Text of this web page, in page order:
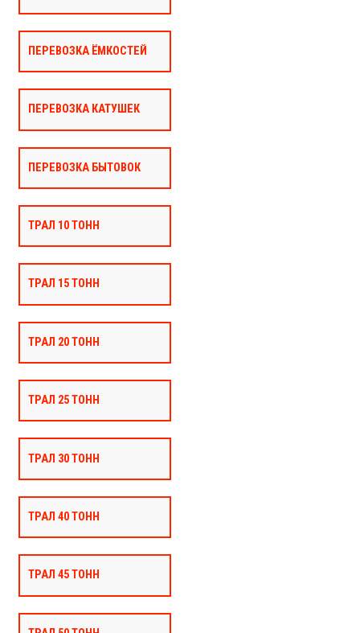
ПЕРЕВОЗКА ЁМКОСТЕЙ
ПЕРЕВОЗКА КАТУШЕК
ПЕРЕВОЗКА БЫТОВОК
ТРАЛ 10 ТОНН
ТРАЛ 15 ТОНН
ТРАЛ 20 ТОНН
ТРАЛ 25 ТОНН
ТРАЛ 30 ТОНН
ТРАЛ 40 ТОНН
ТРАЛ 45 ТОНН